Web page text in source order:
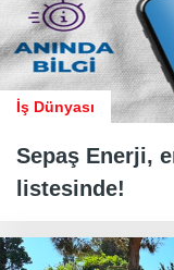
İş Dünyası
Sepaş Enerji,
listesinde!